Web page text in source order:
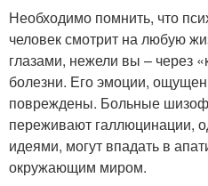
Необходимо помнить, что
человек смотрит на любую
глазами, нежели вы – через
болезни. Его эмоции,
повреждены. Больные
переживают галлюцинации,
идеями, могут впадать в
окружающим миром.